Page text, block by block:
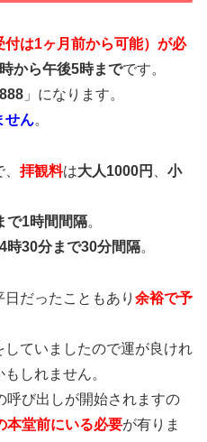
付は1ヶ月前から可能）が必
から午後5時までです。
」になります。
せん。
拝観料は大人1000円
小
で1時間間隔。
時30分まで30分間隔。
日だったこともあり 余裕で予
ていましたので運が良けれ
しれません。
呼び出しが開始されますの
本堂前にいる必要が有りま